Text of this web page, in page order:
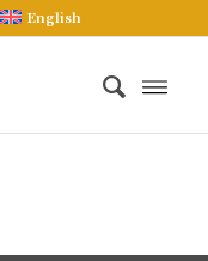
English